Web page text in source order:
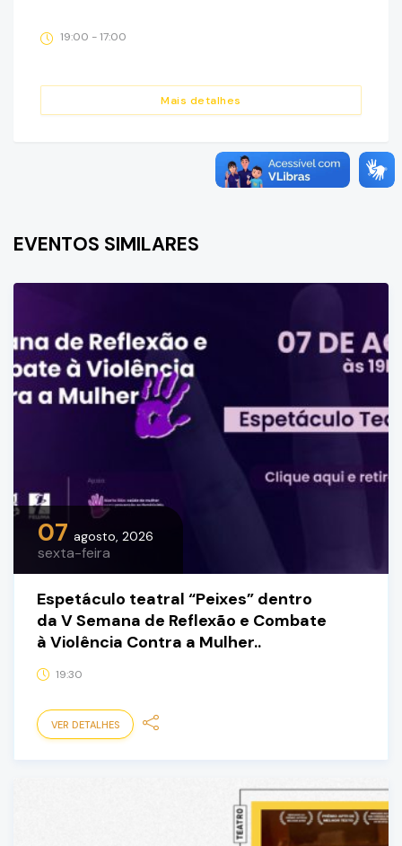
Mais detalhes
19:00 - 17:00
EVENTOS SIMILARES
07 agosto, 2026
sexta-feira
Espetáculo teatral “Peixes” dentro
da V Semana de Reflexão e Combate
à Violência Contra a Mulher..
19:30
VER DETALHES